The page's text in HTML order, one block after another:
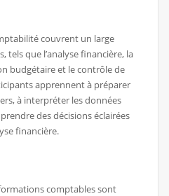
couvrent un large
tels que l’analyse financière, la
budgétaire et le contrôle de
apprennent à préparer
à interpréter les données
des décisions éclairées
financière.
comptables sont